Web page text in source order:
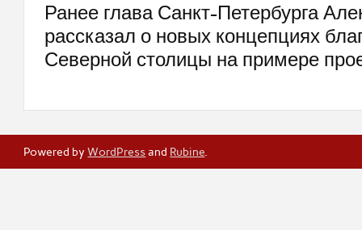
Ранее глава Санкт-Петербурга
рассказал о новых концепциях
Северной столицы на примере
Powered byWordPressand Rubine